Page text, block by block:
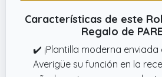
Características de este
Regalo de
✔️ ¡Plantilla moderna enviada
Averigüe su función en la